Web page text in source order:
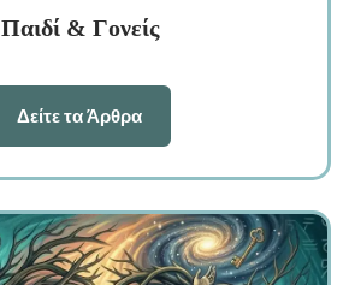
Παιδί & Γονείς
Δείτε τα Άρθρα